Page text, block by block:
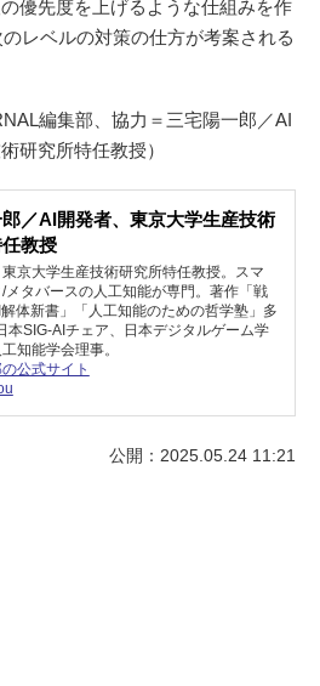
優先度を上げるような仕組みを作
レベルの対策の仕方が考案される
編集部、協力＝三宅陽一郎／AI
研究所特任教授）
／AI開発者、東京大学生産技術
教授
京大学生産技術研究所特任教授。スマ
メタバースの人工知能が専門。著作「戦
体新書」「人工知能のための哲学塾」多
本SIG-AIチェア、日本デジタルゲーム学
知能学会理事。
公式サイト
公開：2025.05.24 11:21